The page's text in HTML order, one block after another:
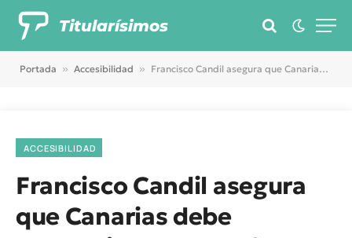
Titularísimos
Portada » Accesibilidad » Francisco Candil asegura que Canarias debe convertirse en un referente en turismo accesible e inclusivo
ACCESIBILIDAD
Francisco Candil asegura
que Canarias debe